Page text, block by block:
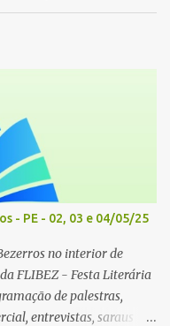
- PE - 02, 03 e 04/05/25
no interior de
FLIBEZ - Festa Literária
de palestras,
entrevistas, saraus